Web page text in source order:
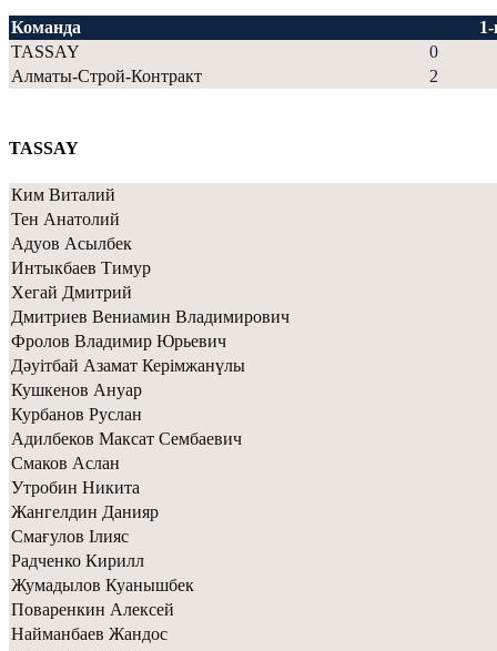
Команда
TASSAY
0
Алматы-Строй-Контракт
2
TASSAY
Ким Виталий
Тен Анатолий
Адуов Асылбек
Интыкбаев Тимур
Хегай Дмитрий
Дмитриев Вениамин Владимирович
Фролов Владимир Юрьевич
Дәуітбай Азамат Керімжанүлы
Кушкенов Ануар
Курбанов Руслан
Адилбеков Максат Сембаевич
Смаков Аслан
Утробин Никита
Жангелдин Данияр
Смағулов Ілияс
Радченко Кирилл
Жумадылов Куанышбек
Поваренкин Алексей
Найманбаев Жандос